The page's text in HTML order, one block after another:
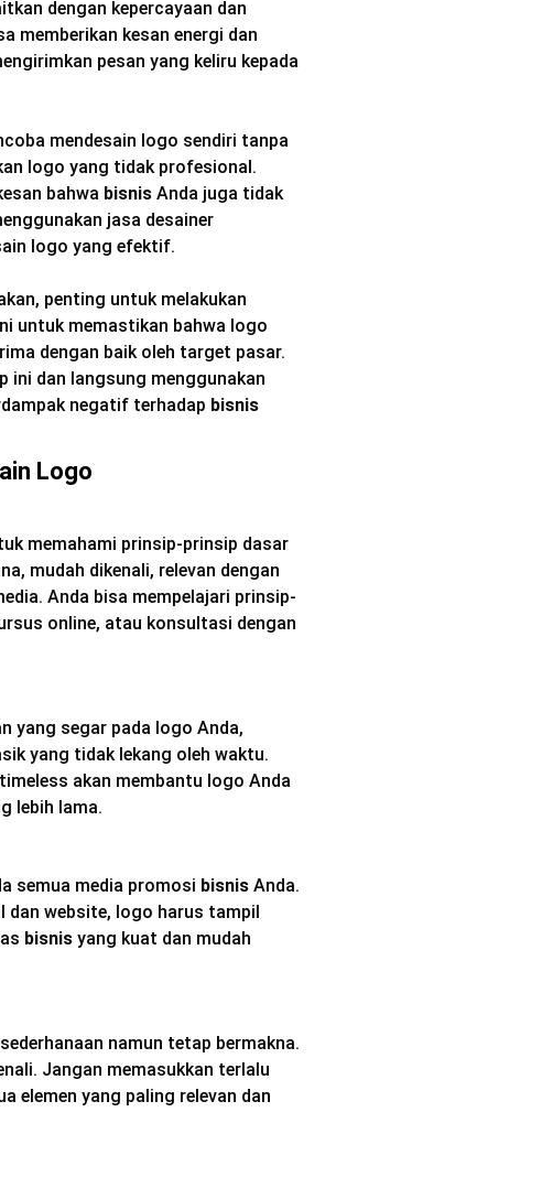
dengan kepercayaan dan
memberikan kesan energi dan
pesan yang keliru kepada
mendesain logo sendiri tanpa
logo yang tidak profesional.
bahwa bisnis Anda juga tidak
jasa desainer
logo yang efektif.
penting untuk melakukan
untuk memastikan bahwa logo
dengan baik oleh target pasar.
ini dan langsung menggunakan
negatif terhadap bisnis
Logo
memahami prinsip-prinsip dasar
mudah dikenali, relevan dengan
Anda bisa mempelajari prinsip-
online, atau konsultasi dengan
yang segar pada logo Anda,
yang tidak lekang oleh waktu.
akan membantu logo Anda
lebih lama.
semua media promosi bisnis Anda.
dan website, logo harus tampil
bisnis yang kuat dan mudah
namun tetap bermakna.
Jangan memasukkan terlalu
elemen yang paling relevan dan